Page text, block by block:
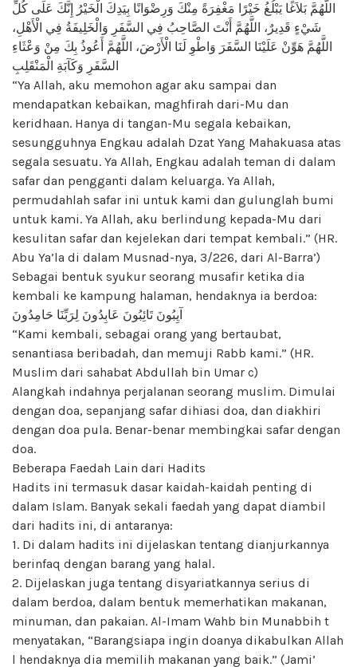
اللَّهُمَّ بَلاَغًا يَبْلُغُ خَيْرًا مَغْفِرَةً مِنْكَ وَرِضْوَانًا بِيَدِكَ الْخَيْرُ إِنَّكَ عَلَى كُلِّ
شَيْءٍ قَدِيرٌ، اللَّهُمَّ أَنْتَ الصَّاحِبُ فِي السَّفَرِ وَالْخَلِيفَةُ فِي الْأَهْلِ،
اللَّهُمَّ هَوِّنْ عَلَيْنَا السَّفَرَ وَاطْوِ لَنَا الْأَرْضَ، اللَّهُمَّ أَعُوذُ بِكَ مِنْ وَعْثَاءِ
السَّفَرِ وَكَآبَةِ الْمَنْقَلِبِ
“Ya Allah, aku memohon agar aku sampai dan
mendapatkan kebaikan, maghfirah dari-Mu dan
keridhaan. Hanya di tangan-Mu segala kebaikan,
sesungguhnya Engkau adalah Dzat Yang Mahakuasa atas
segala sesuatu. Ya Allah, Engkau adalah teman di dalam
safar dan pengganti dalam keluarga. Ya Allah,
permudahlah safar ini untuk kami dan gulunglah bumi
untuk kami. Ya Allah, aku berlindung kepada-Mu dari
kesulitan safar dan kejelekan dari tempat kembali.” (HR.
Abu Ya’la di dalam Musnad-nya, 3/226, dari Al-Barra’)
Sebagai bentuk syukur seorang musafir ketika dia
kembali ke kampung halaman, hendaknya ia berdoa:
آيِبُونَ تَائِبُونَ عَابِدُونَ لِرَبِّنَا حَامِدُونَ
“Kami kembali, sebagai orang yang bertaubat,
senantiasa beribadah, dan memuji Rabb kami.” (HR.
Muslim dari sahabat Abdullah bin Umar c)
Alangkah indahnya perjalanan seorang muslim. Dimulai
dengan doa, sepanjang safar dihiasi doa, dan diakhiri
dengan doa pula. Benar-benar membingkai safar dengan
doa.
Beberapa Faedah Lain dari Hadits
Hadits ini termasuk dasar kaidah-kaidah penting di
dalam Islam. Banyak sekali faedah yang dapat diambil
dari hadits ini, di antaranya:
1. Di dalam hadits ini dijelaskan tentang dianjurkannya
berinfaq dengan barang yang halal.
2. Dijelaskan juga tentang disyariatkannya serius di
dalam berdoa, dalam bentuk memerhatikan makanan,
minuman, dan pakaian. Al-Imam Wahb bin Munabbih t
menyatakan, “Barangsiapa ingin doanya dikabulkan Allah
l hendaknya dia memilih makanan yang baik.” (Jami’